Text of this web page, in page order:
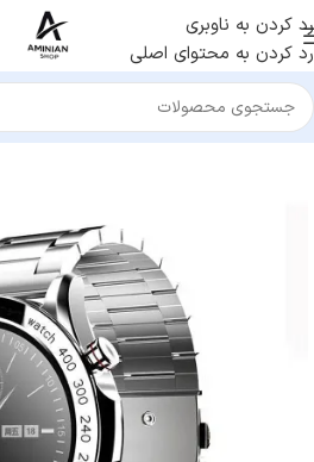
رد کردن به ناوبری
رد کردن به محتوای اصلی
خانه/ساعت هوشمند